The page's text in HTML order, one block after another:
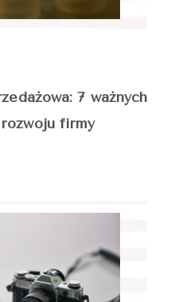
7 ważnych
firmy